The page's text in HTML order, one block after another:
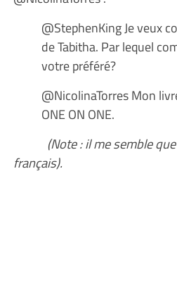
@StephenKing Je veux
de Tabitha. Par lequel
votre préféré?
@NicolinaTorres Mon
ONE ON ONE.
(Note : il me semble que
français).